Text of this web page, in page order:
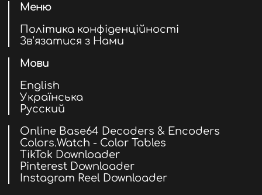
Меню
Політика конфіденційності
Зв'язатися з Нами
Мови
English
Українська
Русский
Online Base64 Decoders & Encoders
Colors.Watch - Color Tables
TikTok Downloader
Pinterest Downloader
Instagram Reel Downloader